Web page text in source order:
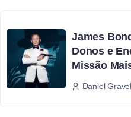
James
Donos e
Missão
Daniel